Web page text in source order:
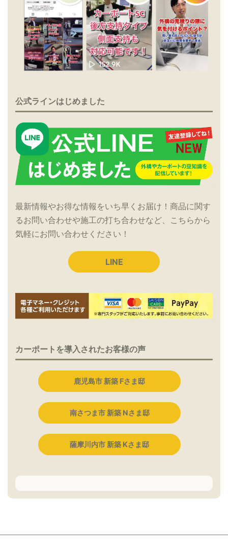
公式ラインはじめました
最新情報やお得な情報をいち早くお届け！商品に関す
るお問い合わせや施工の打ち合わせなど、こちらから
気軽にお問い合わせください！
LINE
カーポートを導入されたお客様の声
鹿児島市 新築 Fさま邸
南さつま市 新築 Nさま邸
薩摩川内市 新築 Kさま邸